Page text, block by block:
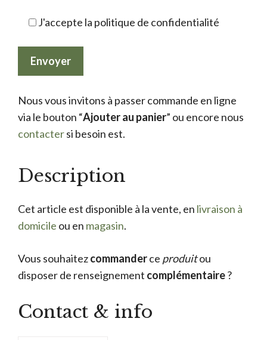
J'accepte la politique de confidentialité
Nous vous invitons à passer commande en ligne
via le bouton “Ajouter au panier” ou encore nous
contactersi besoin est.
Description
Cet article est disponible à la vente, en livraison à
domicile ou en magasin.
Vous souhaitezcommanderce produitou
disposer de renseignement complémentaire?
Contact & info